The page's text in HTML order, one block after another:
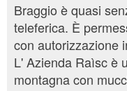
Braggio è quasi
teleferica. È
con autorizzazione
L' Azienda Raìsc è
montagna con